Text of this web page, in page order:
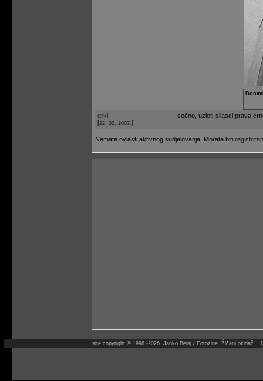
grki
[22. 02. 2007. ]
sočno, uzleti-silasci,prava
Nemate ovlasti aktivnog sudjelovanja. Morate biti
site copyright © 1998.-2026. Janko Belaj / Fotozine "Žičani okidač"